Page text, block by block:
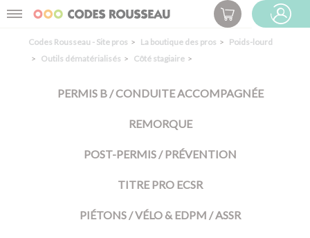
Menu
ESPACE PRO
Codes Rousseau - Site pros La boutique des pros
Poids-lourd
Outils dématérialisés
Côté stagiaire
PERMIS B / CONDUITE ACCOMPAGNÉE
REMORQUE
POST-PERMIS / PRÉVENTION
TITRE PRO ECSR
PIÉTONS / VÉLO & EDPM / ASSR
Panneau de gestion des cookies